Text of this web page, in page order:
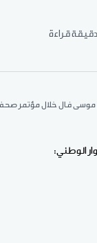
موسى فال خلال مؤتمر
الوطني: